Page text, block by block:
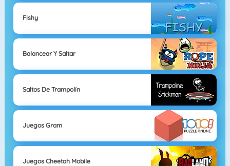
Fishy
Balancear Y Saltar
Saltos De Trampolín
Juegos Gram
Juegos Cheetah Mobile